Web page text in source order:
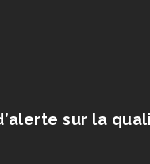
sur la